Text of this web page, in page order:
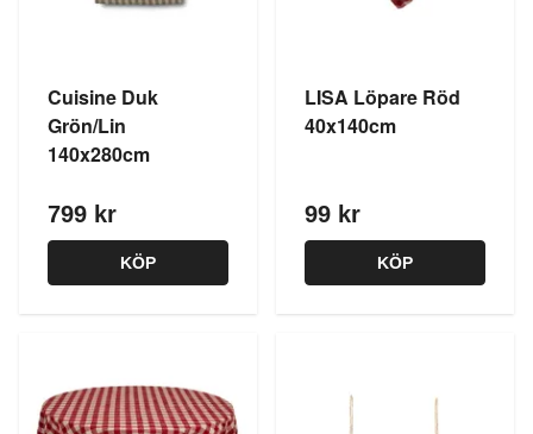
Cuisine Duk
Grön/Lin
140x280cm
799 kr
KÖP
LISA Löpare Röd
40x140cm
99 kr
KÖP